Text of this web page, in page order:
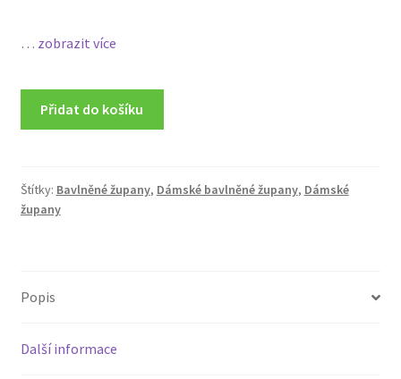
… zobrazit více
Přidat do košíku
Štítky: Bavlněné župany, Dámské bavlněné župany, Dámské
župany
Popis
Další informace